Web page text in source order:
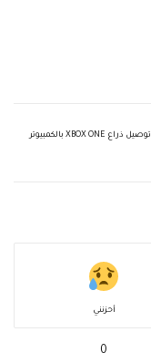
توصيل ذراع XBOX ONE بالكمبيوتر
أحزنني
0